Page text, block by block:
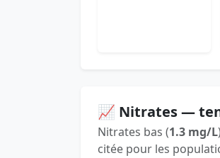
📈 Nitrates —
Nitrates bas (1.3 mg/L
citée pour les